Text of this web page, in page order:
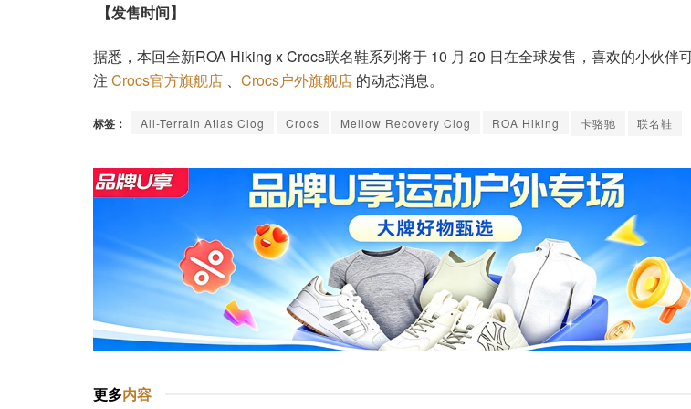
【发售时间】
据悉，本回全新ROA Hiking x Crocs联名鞋系列将于 10 月 20 日在全球发售，喜欢的小伙伴
注 Crocs官方旗舰店 Crocs户外旗舰店 的动态消息。
标签： All-Terrain Atlas Clog Crocs Mellow Recovery Clog ROA Hiking 卡骆驰 联名鞋
更多内容